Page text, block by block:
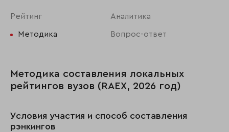
Рейтинг Аналитика
Методика Вопрос-ответ
Методика составления локальных
рейтингов вузов (RAEX, 2026 год)
Условия участия и способ составления
рэнкингов